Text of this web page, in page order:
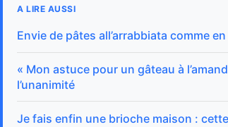
A LIRE AUSSI
Envie de pâtes all’arrabbiata comme
« Mon astuce pour un gâteau à
l’unanimité
Je fais enfin une brioche maison :